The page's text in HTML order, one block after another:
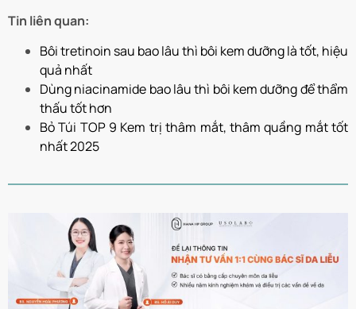
Tin liên quan:
Bôi tretinoin sau bao lâu thì bôi kem dưỡng là tốt, hiệu
quả nhất
Dùng niacinamide bao lâu thì bôi kem dưỡng để thẩm
thấu tốt hơn
Bỏ Túi TOP 9 Kem trị thâm mắt, thâm quầng mắt tốt
nhất 2025